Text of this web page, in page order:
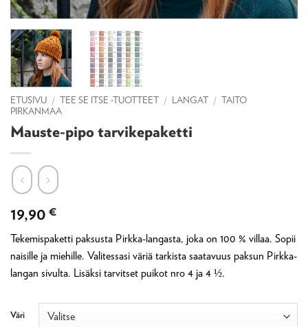
ETUSIVU / TEE SE ITSE -TUOTTEET / LANGAT / TAITO
PIRKANMAA
Mauste-pipo tarvikepaketti
19,90 €
Tekemispaketti paksusta Pirkka-langasta, joka on 100 % villaa. Sopii
naisille ja miehille. Valitessasi väriä tarkista saatavuus paksun Pirkka-
langan sivulta. Lisäksi tarvitset puikot nro 4 ja 4 ½.
Väri